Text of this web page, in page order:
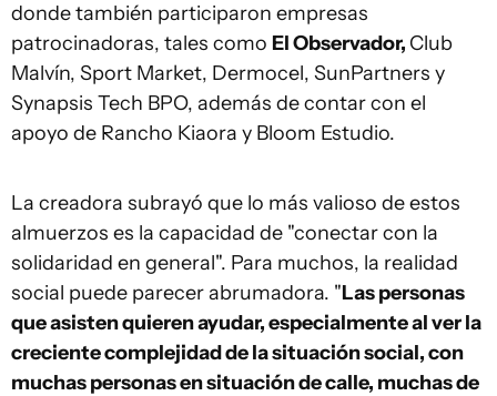
donde también participaron empresas
patrocinadoras, tales como El Observador, Club
Malvín, Sport Market, Dermocel, SunPartners y
Synapsis Tech BPO, además de contar con el
apoyo de Rancho Kiaora y Bloom Estudio.
La creadora subrayó que lo más valioso de estos
almuerzos es la capacidad de "conectar con la
solidaridad en general". Para muchos, la realidad
social puede parecer abrumadora. "Las personas
que asisten quieren ayudar, especialmente al ver la
creciente complejidad de la situación social, con
muchas personas en situación de calle, muchas de